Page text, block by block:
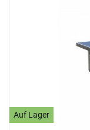
Auf Lager